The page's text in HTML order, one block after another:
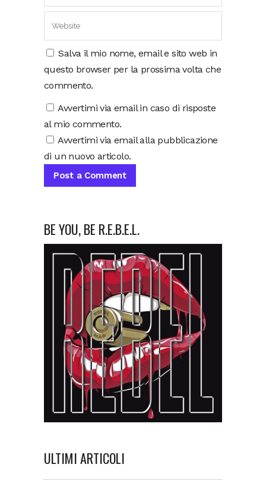
Salva il mio nome, email e sito web in
questo browser per la prossima volta che
commento.
Avvertimi via email in caso di risposte
al mio commento.
Avvertimi via email alla pubblicazione
di un nuovo articolo.
BE YOU, BE R.E.B.E.L.
ULTIMI ARTICOLI